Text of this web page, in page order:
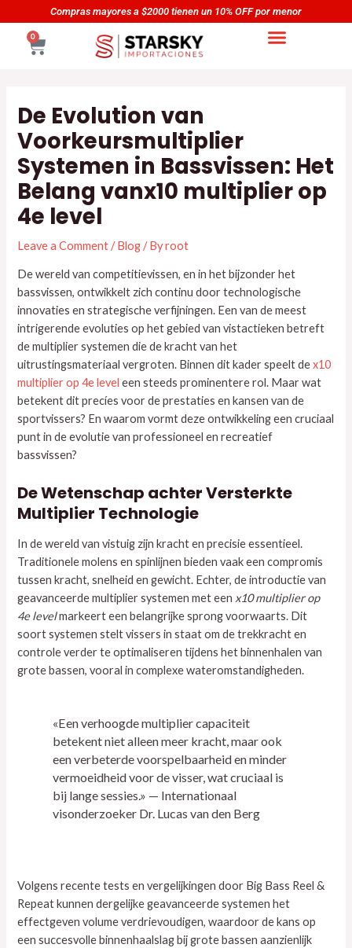
to
content
a $2000 tienen un 10% OFF por menor Compras
0
CART
De Evolution van
Voorkeursmultiplier
Systemen in Bassvissen: Het
Belang vanx10 multiplier op
4e level
Leave a Comment /Blog/ Byroot
De wereld van competitievissen, en in het bijzonder het
bassvissen, ontwikkelt zich continu door technologische
innovaties en strategische verfijningen. Een van de meest
intrigerende evoluties op het gebied van vistactieken betreft
de multiplier systemen die de kracht van het
uitrustingsmateriaal vergroten. Binnen dit kader speelt dex10
multiplier op 4e level een steeds prominentere rol. Maar wat
betekent dit precíes voor de prestaties en kansen van de
sportvissers? En waarom vormt deze ontwikkeling een cruciaal
punt in de evolutie van professioneel en recreatief
bassvissen?
De Wetenschap achter Versterkte
Multiplier Technologie
In de wereld van vistuig zijn kracht en precisie essentieel.
Traditionele molens en spinlijnen bieden vaak een compromis
tussen kracht, snelheid en gewicht. Echter, de introductie van
geavanceerde multiplier systemen met een x10 multiplier op
4e levelmarkeert een belangrijke sprong voorwaarts. Dit
soort systemen stelt vissers in staat om de trekkracht en
controle verder te optimaliseren tijdens het binnenhalen van
grote bassen, vooral in complexe wateromstandigheden.
«Een verhoogde multiplier capaciteit
betekent niet alleen meer kracht, maar ook
een verbeterde voorspelbaarheid en minder
vermoeidheid voor de visser, wat cruciaal is
bij lange sessies.» — Internationaal
visonderzoeker Dr. Lucas van den Berg
Volgens recente tests en vergelijkingen door Big Bass Reel &
Repeat kunnen dergelijke geavanceerde systemen het
effectgeven volume verdrievoudigen, waardoor de kans op
een succesvolle binnenhaalslag bij grote bassen aanzienlijk
Navegación
de
entradas